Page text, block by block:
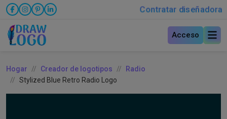
Contratar diseñadora
Acceso
Hogar Creador de logotipos
Radio
Stylized Blue Retro Radio Logo